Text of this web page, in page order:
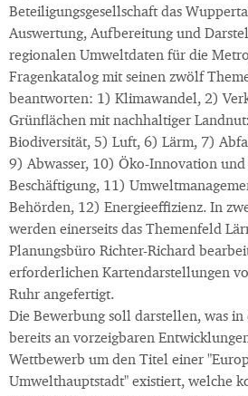
Beteiligungsgesellschaft das
Auswertung, Aufbereitung und
regionalen Umweltdaten für die
Fragenkatalog mit seinen zwölf
beantworten: 1) Klimawandel, 2)
Grünflächen mit nachhaltiger
Biodiversität, 5) Luft, 6) Lärm, 7)
9) Abwasser, 10) Öko-Innovation
Beschäftigung, 11)
Behörden, 12) Energieeffizienz. In
werden einerseits das Themenfeld
Planungsbüro Richter-Richard
erforderlichen Kartendarstellungen
Ruhr angefertigt.
Die Bewerbung soll darstellen, was
bereits an vorzeigbaren
Wettbewerb um den Titel einer
Umwelthauptstadt" existiert, welche